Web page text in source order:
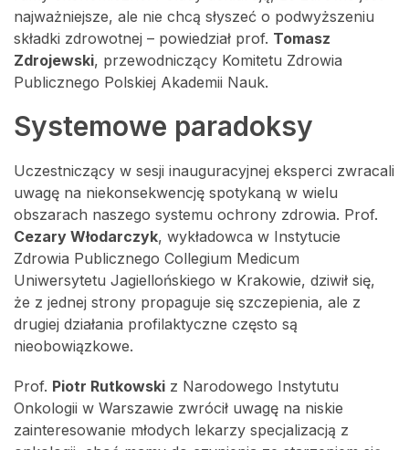
najważniejsze, ale nie chcą słyszeć o podwyższeniu
składki zdrowotnej – powiedział prof. Tomasz
Zdrojewski, przewodniczący Komitetu Zdrowia
Publicznego Polskiej Akademii Nauk.
Systemowe paradoksy
Uczestniczący w sesji inauguracyjnej eksperci zwracali
uwagę na niekonsekwencję spotykaną w wielu
obszarach naszego systemu ochrony zdrowia. Prof.
Cezary Włodarczyk, wykładowca w Instytucie
Zdrowia Publicznego Collegium Medicum
Uniwersytetu Jagiellońskiego w Krakowie, dziwił się,
że z jednej strony propaguje się szczepienia, ale z
drugiej działania profilaktyczne często są
nieobowiązkowe.
Prof. Piotr Rutkowski z Narodowego Instytutu
Onkologii w Warszawie zwrócił uwagę na niskie
zainteresowanie młodych lekarzy specjalizacją z